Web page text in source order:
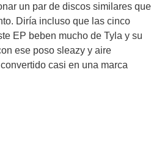
un par de discos similares que
Diría incluso que las cinco
EP beben mucho de Tyla y su
ese poso sleazy y aire
casi en una marca